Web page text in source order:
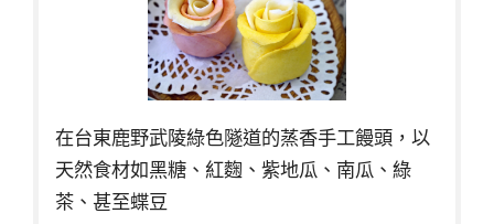
在台東鹿野武陵綠色隧道的蒸香手工饅頭，以
天然食材如黑糖、紅麴、紫地瓜、南瓜、綠
茶、甚至蝶豆